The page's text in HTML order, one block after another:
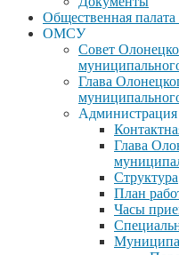
Общественная
ОМСУ
Совет
Глава
Администрация
Глава
Структура
План
Часы